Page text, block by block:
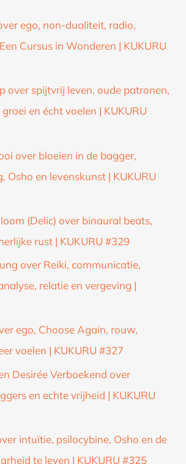
ego, non-dualiteit, radio,
Cursus in Wonderen | KUKURU
over spijtvrij leven, oude patronen,
en écht voelen | KUKURU
over bloeien in de bagger,
Osho en levenskunst | KUKURU
(Delic) over binaural beats,
rust | KUKURU #329
over Reiki, communicatie,
relatie en vergeving |
ego, Choose Again, rouw,
voelen | KUKURU #327
Desirée Verboekend over
en echte vrijheid | KUKURU
intuïtie, psilocybine, Osho en de
te leven | KUKURU #325